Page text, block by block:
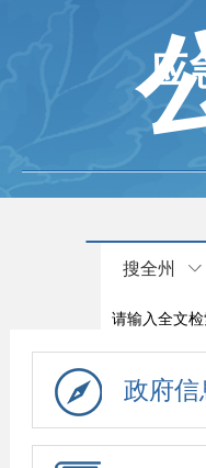
应
搜全州
政府信